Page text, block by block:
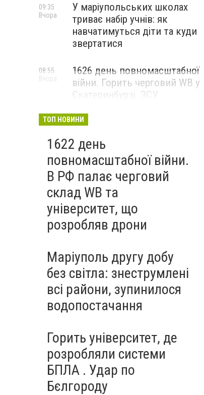
У маріупольських школах
триває набір учнів: як
навчатимуться діти та куди
звертатися
09:35
Вчора
1626 день повномасштабної
війни. Горить черговий WB у
Єкатеринбурзі. ЗСУ
Маріуполі
08:55
Вчора
ТОП НОВИНИ
1622 день
повномасштабної війни.
В РФ палає черговий
склад WB та
університет, що
розробляв дрони
Маріуполь другу добу
без світла: знеструмлені
всі райони, зупинилося
водопостачання
Горить університет, де
розробляли системи
БПЛА . Удар по
Бєлгороду